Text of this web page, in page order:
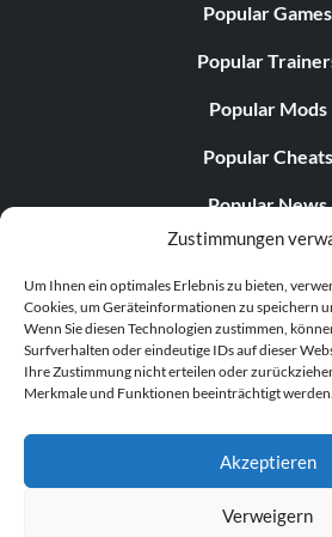
Zustimmungen
Um Ihnen ein optimales Erlebnis zu bieten,
Cookies, um Geräteinformationen zu speichern
Wenn Sie diesen Technologien zustimmen,
Surfverhalten oder eindeutige IDs auf dieser
Ihre Zustimmung nicht erteilen oder
Merkmale und Funktionen beeinträchtigt werden.
Akzeptieren
Verweigern
Popular Games
Popular
Popular Mods
Popular Cheats
Popular News
Popular
Popular Free
LATEST